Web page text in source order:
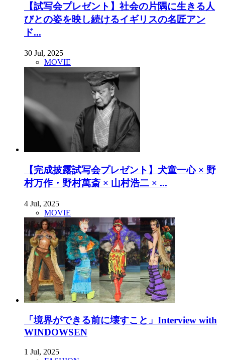
【試写会プレゼント】社会の片隅に生きる人
びとの姿を映し続けるイギリスの名匠アン
ド...
30 Jul, 2025
MOVIE
【完成披露試写会プレゼント】犬童一心 × 野
村万作・野村萬斎 × 山村浩二 × ...
4 Jul, 2025
MOVIE
「境界ができる前に壊すこと」Interview with
WINDOWSEN
1 Jul, 2025